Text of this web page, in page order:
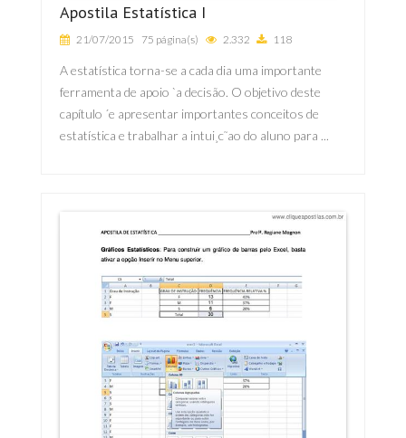
Apostila Estatística I
21/07/2015 75 página(s) 2.332 118
A estatística torna-se a cada dia uma importante
ferramenta de apoio `a decisão. O objetivo deste
capítulo ´e apresentar importantes conceitos de
estatística e trabalhar a intui¸c˜ao do aluno para ...